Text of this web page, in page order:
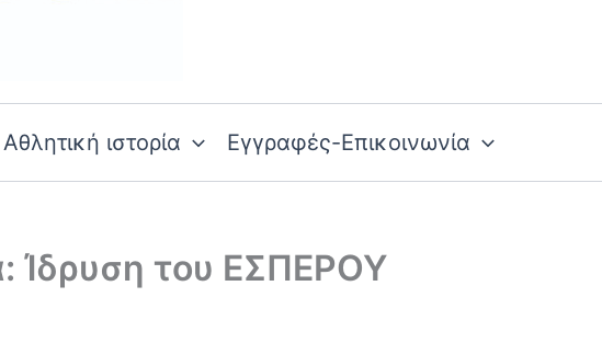
Αθλητική ιστορία Εγγραφές-Επικοινωνία
Ίδρυση του ΕΣΠΕΡΟΥ